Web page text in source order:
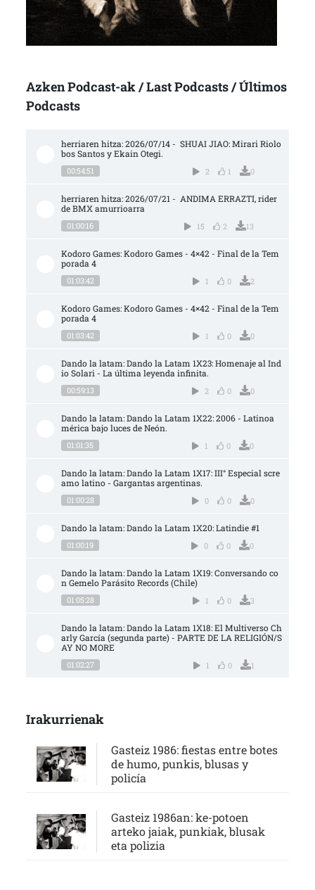
Azken Podcast-ak / Last Podcasts / Últimos
Podcasts
herriaren hitza: 2026/07/14 -  SHUAI JIAO: Mirari Riolo
bos Santos y Ekain Otegi.
00:54:51 2 1 0
herriaren hitza: 2026/07/21 -  ANDIMA ERRAZTI, rider
de BMX amurrioarra
01:00:16 15 2 13
Kodoro Games: Kodoro Games - 4×42 - Final de la Tem
porada 4
01:03:42 1 0 2
Kodoro Games: Kodoro Games - 4×42 - Final de la Tem
porada 4
01:03:42 1 0 0
Dando la latam: Dando la Latam 1X23: Homenaje al Ind
io Solari - La última leyenda infinita.
00:59:13 2 0 0
Dando la latam: Dando la Latam 1X22: 2006 - Latinoa
mérica bajo luces de Neón.
01:01:35 1 0 0
Dando la latam: Dando la Latam 1X17: III° Especial scre
amo latino - Gargantas argentinas.
01:00:28 0 0 0
Dando la latam: Dando la Latam 1X20: Latindie #1
01:00:19 0 0 0
Dando la latam: Dando la Latam 1X19: Conversando co
n Gemelo Parásito Records (Chile)
01:05:28 1 0 3
Dando la latam: Dando la Latam 1X18: El Multiverso Ch
arly García (segunda parte) - PARTE DE LA RELIGIÓN/S
AY NO MORE
01:02:27 1 0 1
Irakurrienak
Gasteiz 1986: fiestas entre botes
de humo, punkis, blusas y
policía
Gasteiz 1986an: ke-potoen
arteko jaiak, punkiak, blusak
eta polizia